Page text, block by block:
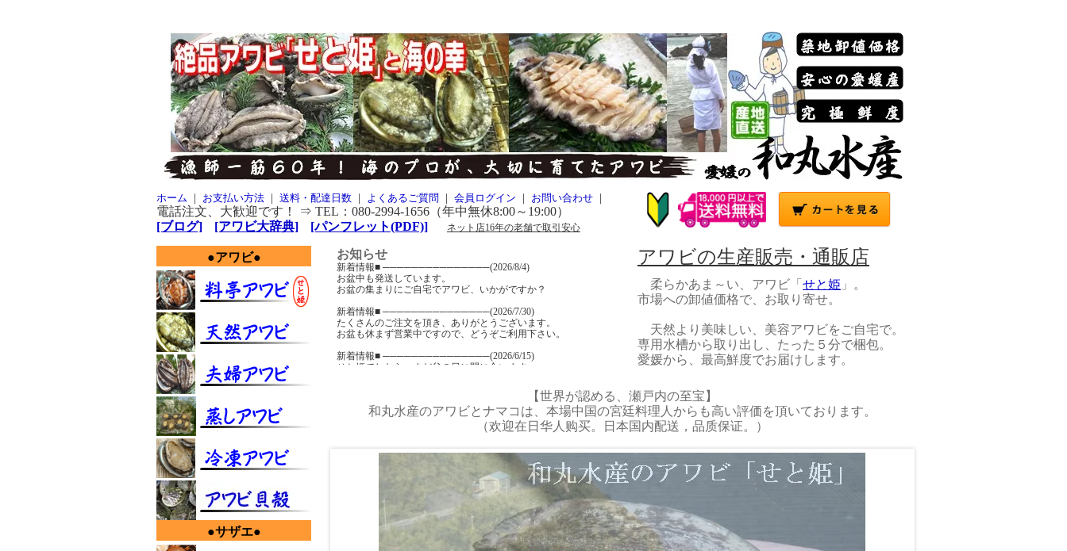
ホーム ｜ お支払い方法 ｜ 送料・配達日数 ｜ よくあるご質問 ｜ 会員ログイン ｜ お問い合わせ ｜
電話注文、大歓迎です！ ⇒ TEL：080-2994-1656（年中無休8:00～19:00）
[ブログ]
[アワビ大辞典] [パンフレット(PDF)] ネット店16年の老舗で取引安心
●アワビ●
●サザエ●
お知らせ
新着情報■ ───────────────(2026/8/4)
お盆中も発送しています。
お盆の集まりにご自宅でアワビ、いかがですか？
新着情報■ ───────────────(2026/7/30)
たくさんのご注文を頂き、ありがとうございます。
お盆も休まず営業中ですので、どうぞご利用下さい。
新着情報■ ───────────────(2026/6/15)
せと姫でしたら、まだ父の日に間に合います。
黒アワビの販売を再開しておりますが、アワビが品薄の為、赤ア
ご了承の程、お願い申し上げます。
新着情報■ ───────────────(2026/6/1)
「つべ=おしり」など佐田岬の方言やアワビ養殖の日常を発信
新着情報■ ───────────────(2026/6/1)
父の日にアワビ「せと姫」が売れております。
在庫ありますので、どうぞご利用ください。
アワビの生産販売・通販店
柔らかあま～い、アワビ「 せと姫 」。
市場への卸値価格で、お取り寄せ。
天然より美味しい、美容アワビをご自宅で。
専用水槽から取り出し、たった５分で梱包。
愛媛から、最高鮮度でお届けします。
【世界が認める、瀬戸内の至宝】
和丸水産のアワビとナマコは、本場中国の宮廷料理人からも高い評価を頂いております。
（欢迎在日华人购买。日本国内配送，品质保证。）